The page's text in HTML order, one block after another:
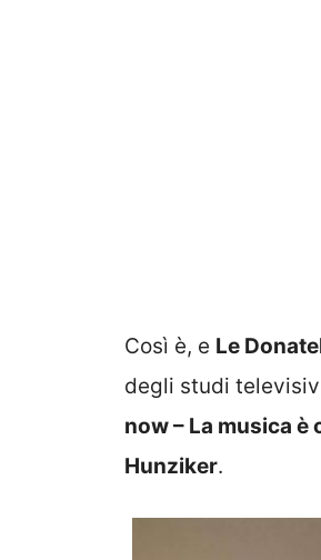
Così è, e Le
degli studi
now – La musica è
Hunziker.